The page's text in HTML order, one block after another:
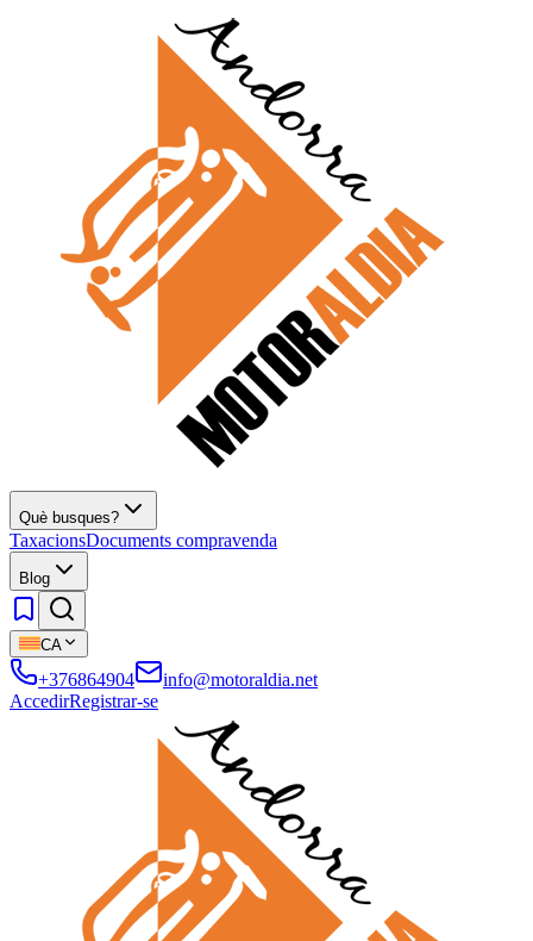
Què busques?
TaxacionsDocuments compravenda
Blog
CA
+376864904
info@motoraldia.net
AccedirRegistrar-se